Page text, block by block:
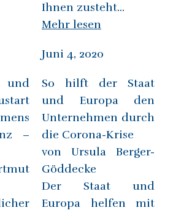
Ihnen zusteht...
Mehr lesen
und
–
Juni 4, 2020
So hilft der Staat
und Europa den
Unternehmen durch
die Corona-Krise
von Ursula Berger-
Göddecke
Der Staat und
Europa helfen mit